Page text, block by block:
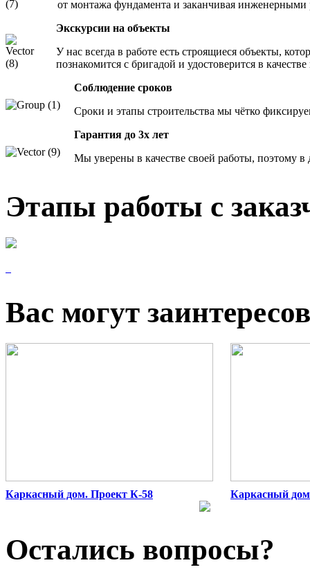
от монтажа фундамента и заканчивая инженерными
Экскурсии на объекты
У нас всегда в работе есть строящиеся объекты,
познакомится с бригадой и удостоверится в
Соблюдение сроков
Сроки и этапы строительства мы чётко
Гарантия до 3х лет
Мы уверены в качестве своей работы, поэтому
Этапы работы с
Вас могут
Каркасный дом. Проект К-58 Каркасный
Остались вопросы?